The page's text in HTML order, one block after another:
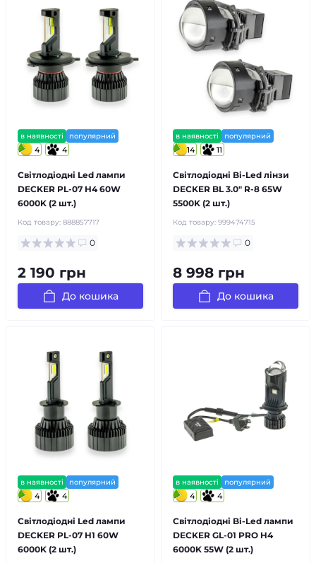
в наявності популярний
4 4
Світлодіодні Led лампи
DECKER PL-07 H4 60W
6000K (2 шт.)
Код товару: 888857717
0
2 190 грн
До кошика
в наявності популярний
14 11
Світлодіодні Bi-Led лінзи
DECKER BL 3.0" R-8 65W
5500K (2 шт.)
Код товару: 999474715
0
8 998 грн
До кошика
в наявності популярний
4 4
Світлодіодні Led лампи
DECKER PL-07 H1 60W
6000K (2 шт.)
в наявності популярний
4 4
Світлодіодні Bi-Led лампи
DECKER GL-01 PRO H4
6000K 55W (2 шт.)